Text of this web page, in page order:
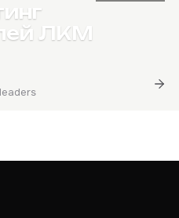
ЛКМ